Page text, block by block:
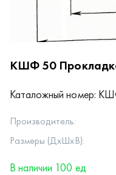
КШФ 50
Каталожный номер:
Производитель:
Размеры (ДхШхВ):
В наличии 100 ед